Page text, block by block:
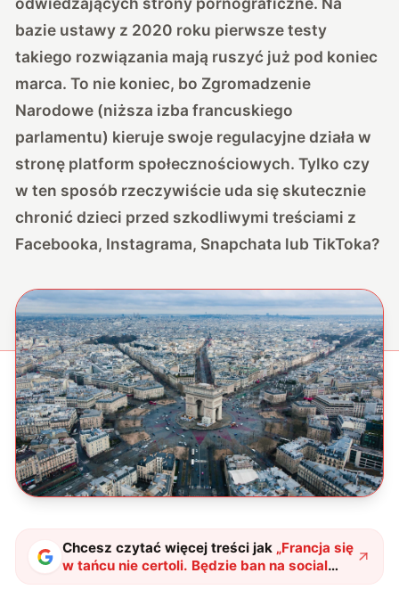
bazie ustawy z 2020 roku pierwsze testy
takiego rozwiązania mają ruszyć już pod koniec
marca. To nie koniec, bo Zgromadzenie
Narodowe (niższa izba francuskiego
parlamentu) kieruje swoje regulacyjne działa w
stronę platform społecznościowych. Tylko czy
w ten sposób rzeczywiście uda się skutecznie
chronić dzieci przed szkodliwymi treściami z
Facebooka, Instagrama, Snapchata lub TikToka?
Chcesz czytać więcej treści jak „Francja się
w tańcu nie certoli. Będzie ban na social
media dla małoletnich i młot na